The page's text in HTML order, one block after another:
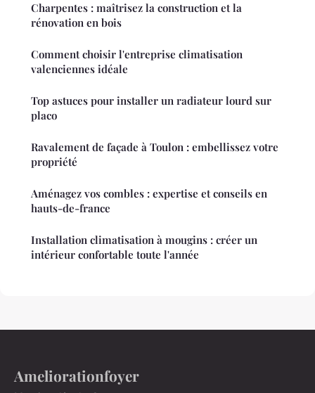
Charpentes : maîtrisez la construction et la
rénovation en bois
Comment choisir l'entreprise climatisation
valenciennes idéale
Top astuces pour installer un radiateur lourd sur
placo
Ravalement de façade à Toulon : embellissez votre
propriété
Aménagez vos combles : expertise et conseils en
hauts-de-france
Installation climatisation à mougins : créer un
intérieur confortable toute l'année
Ameliorationfoyer